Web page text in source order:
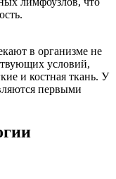
в организме не
условий,
и костная ткань. У
первыми